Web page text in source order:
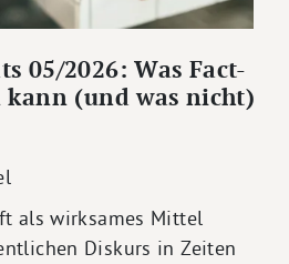
05/2026: Was Fact-
kann (und was nicht)
als wirksames Mittel
Diskurs in Zeiten